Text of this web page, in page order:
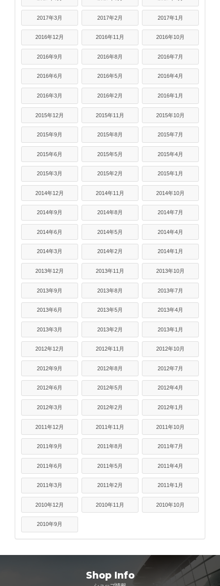
2017年3月 2017年2月 2017年1月
2016年12月 2016年11月 2016年10月
2016年9月 2016年8月 2016年7月
2016年6月 2016年5月 2016年4月
2016年3月 2016年2月 2016年1月
2015年12月 2015年11月 2015年10月
2015年9月 2015年8月 2015年7月
2015年6月 2015年5月 2015年4月
2015年3月 2015年2月 2015年1月
2014年12月 2014年11月 2014年10月
2014年9月 2014年8月 2014年7月
2014年6月 2014年5月 2014年4月
2014年3月 2014年2月 2014年1月
2013年12月 2013年11月 2013年10月
2013年9月 2013年8月 2013年7月
2013年6月 2013年5月 2013年4月
2013年3月 2013年2月 2013年1月
2012年12月 2012年11月 2012年10月
2012年9月 2012年8月 2012年7月
2012年6月 2012年5月 2012年4月
2012年3月 2012年2月 2012年1月
2011年12月 2011年11月 2011年10月
2011年9月 2011年8月 2011年7月
2011年6月 2011年5月 2011年4月
2011年3月 2011年2月 2011年1月
2010年12月 2010年11月 2010年10月
2010年9月
Shop Info